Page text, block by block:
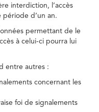
interdiction, l’accès
d’un an.
permettant de le
à celui-ci pourra lui
entre autres :
concernant les
foi de signalements